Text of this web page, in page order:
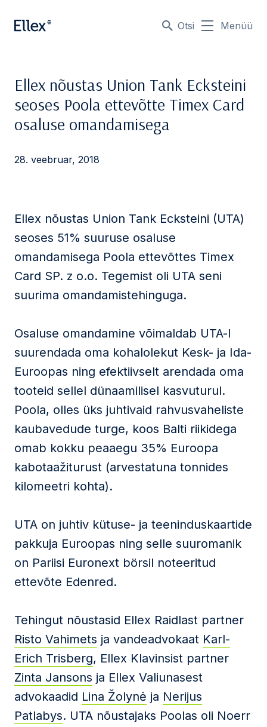
Otsi Menüü
Ellex nõustas Union Tank Ecksteini
seoses Poola ettevõtte Timex Card
osaluse omandamisega
28. veebruar, 2018
Ellex nõustas Union Tank Ecksteini (UTA)
seoses 51% suuruse osaluse
omandamisega Poola ettevõttes Timex
Card SP. z o.o. Tegemist oli UTA seni
suurima omandamistehinguga.
Osaluse omandamine võimaldab UTA-l
suurendada oma kohalolekut Kesk- ja Ida-
Euroopas ning efektiivselt arendada oma
tooteid sellel dünaamilisel kasvuturul.
Poola, olles üks juhtivaid rahvusvaheliste
kaubavedude turge, koos Balti riikidega
omab kokku peaaegu 35% Euroopa
kabotaažiturust (arvestatuna tonnides
kilomeetri kohta).
UTA on juhtiv kütuse- ja teeninduskaartide
pakkuja Euroopas ning selle suuromanik
on Pariisi Euronext börsil noteeritud
ettevõte Edenred.
Tehingut nõustasid Ellex Raidlast partner
Risto Vahimets ja vandeadvokaat Karl-
Erich Trisberg, Ellex Klavinsist partner
Zinta Jansons ja Ellex Valiunasest
advokaadid Lina Žolynė ja Nerijus
Patlabys. UTA nõustajaks Poolas oli Noerr